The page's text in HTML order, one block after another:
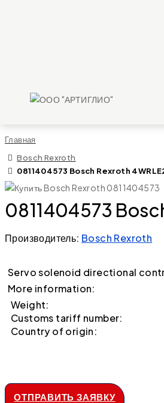
Главная
Bosch Rexroth
0811404573 Bosch Rexroth
0811404573
Производитель: Bosch Rexroth
Servo solenoid directional
More information:
Weight:
Customs tariff number:
Country of origin:
ОТПРАВИТЬ ЗАЯВКУ